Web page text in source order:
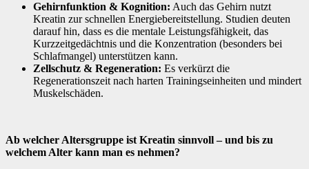
Gehirnfunktion & Kognition: Auch das Gehirn nutzt
Kreatin zur schnellen Energiebereitstellung. Studien deuten
darauf hin, dass es die mentale Leistungsfähigkeit, das
Kurzzeitgedächtnis und die Konzentration (besonders bei
Schlafmangel) unterstützen kann.
Zellschutz & Regeneration: Es verkürzt die
Regenerationszeit nach harten Trainingseinheiten und mindert
Muskelschäden.
Ab welcher Altersgruppe ist Kreatin sinnvoll – und bis zu
welchem Alter kann man es nehmen?